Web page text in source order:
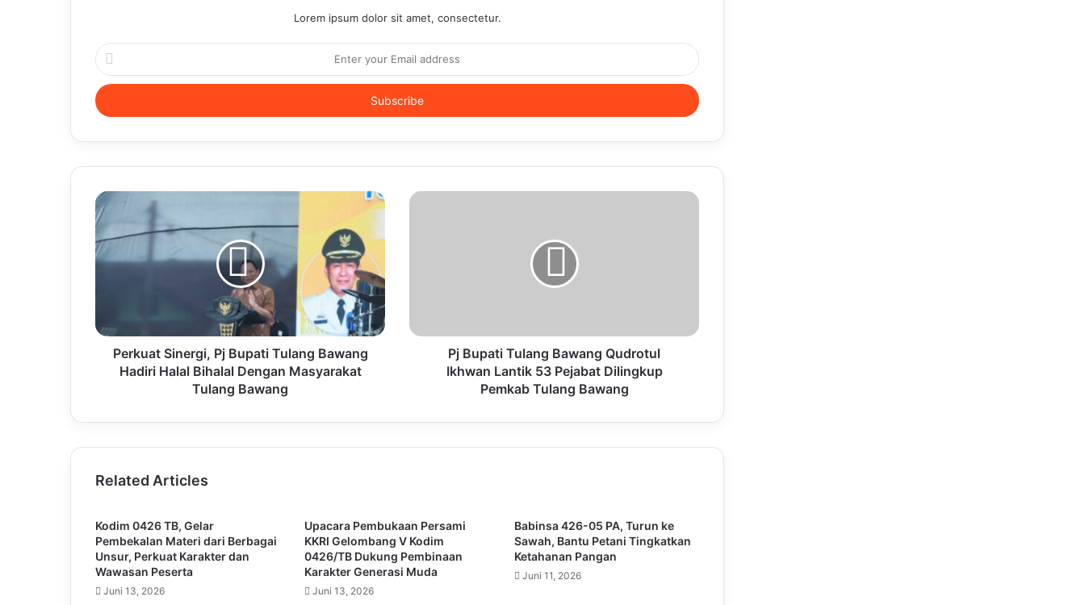
Lorem ipsum dolor sit amet, consectetur.
Enter
your
Email
address
Perkuat Sinergi, Pj Bupati Tulang Bawang
Hadiri Halal Bihalal Dengan Masyarakat
Tulang Bawang
Pj Bupati Tulang Bawang Qudrotul
Ikhwan Lantik 53 Pejabat Dilingkup
Pemkab Tulang Bawang
Related Articles
Kodim 0426 TB, Gelar
Pembekalan Materi dari Berbagai
Unsur, Perkuat Karakter dan
Wawasan Peserta
Juni 13, 2026
Upacara Pembukaan Persami
KKRI Gelombang V Kodim
0426/TB Dukung Pembinaan
Karakter Generasi Muda
Juni 13, 2026
Babinsa 426-05 PA, Turun ke
Sawah, Bantu Petani Tingkatkan
Ketahanan Pangan
Juni 11, 2026